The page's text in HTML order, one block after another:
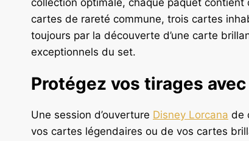
collection optimale, chaque paquet
cartes de rareté commune, trois cartes
toujours par la découverte d’une carte
exceptionnels du set.
Protégez vos tirages
Une session d’ouverture Disney Lorcana de
vos cartes légendaires ou de vos cartes